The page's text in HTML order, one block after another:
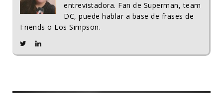
entrevistadora. Fan de Superman, team
DC, puede hablar a base de frases de
Friends o Los Simpson.